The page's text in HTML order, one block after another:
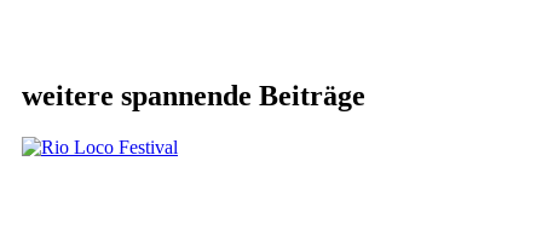
weitere spannende Beiträge